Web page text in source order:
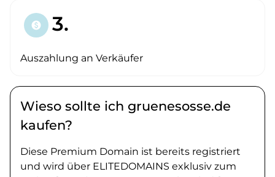
paid 3.
Auszahlung an Verkäufer
Wieso sollte ich gruenesosse.de
kaufen?
Diese Premium Domain ist bereits registriert
und wird über ELITEDOMAINS exklusiv zum